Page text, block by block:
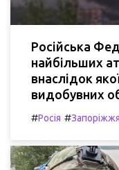
Російська
найбільших
внаслідок
видобувних
#Росія #Запоріжжя